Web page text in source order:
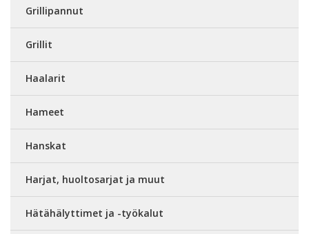
Grillipannut
Grillit
Haalarit
Hameet
Hanskat
Harjat, huoltosarjat ja muut
Hätähälyttimet ja -työkalut